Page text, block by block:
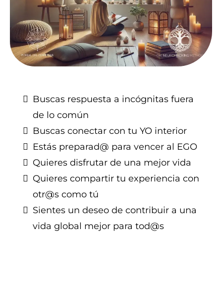
Buscas respuesta a incógnitas fuera
de lo común
Buscas conectar con tu YO interior
Estás preparad@ para vencer al EGO
Quieres disfrutar de una mejor vida
Quieres compartir tu experiencia con
otr@s como tú
Sientes un deseo de contribuir a una
vida global mejor para tod@s